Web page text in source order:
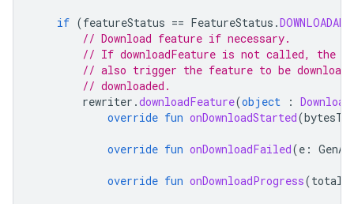
if (featureStatus == FeatureStatus .
// Download feature if necessary.
// If downloadFeature is not called, the
// also trigger the feature to be
// downloaded.
rewriter .downloadFeature(object :
override fun onDownloadStarted(
override fun onDownloadFailed(e :
override fun onDownloadProgress(